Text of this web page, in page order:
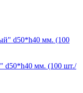
мм. (100 шт./